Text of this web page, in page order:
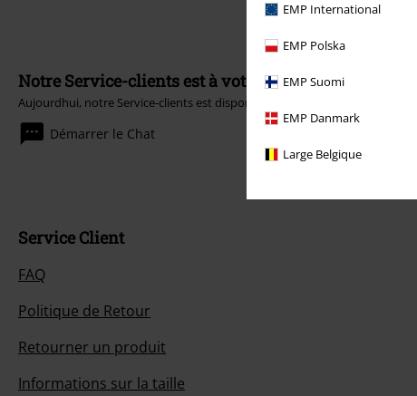
EMP International
EMP Polska
EMP Suomi
EMP Danmark
Large Belgique
Notre Service-clients est à votre écoute
Aujourdhui, notre Service-clients est disponible de 10:00 à 18:30.
Démarrer le Chat
Service Client
FAQ
Politique de Retour
Retourner un produit
Informations sur la taille